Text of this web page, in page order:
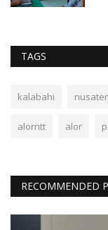
TAGS
kalabahi
alorntt alor
RECOMMENDED